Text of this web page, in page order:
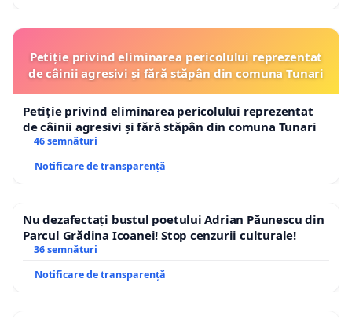
Petiție privind eliminarea pericolului reprezentat
de câinii agresivi și fără stăpân din comuna Tunari
Petiție privind eliminarea pericolului reprezentat
de câinii agresivi și fără stăpân din comuna Tunari
46 semnături
Notificare de transparență
Nu dezafectați bustul poetului Adrian Păunescu din
Parcul Grădina Icoanei! Stop cenzurii culturale!
36 semnături
Notificare de transparență